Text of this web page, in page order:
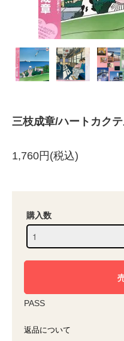
三枝成章/ハートカク
1,760円(税込)
購入数
PASS
返品について